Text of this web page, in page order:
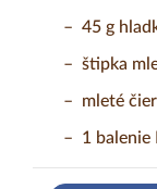
45 g
štipka
mleté
1 balenie